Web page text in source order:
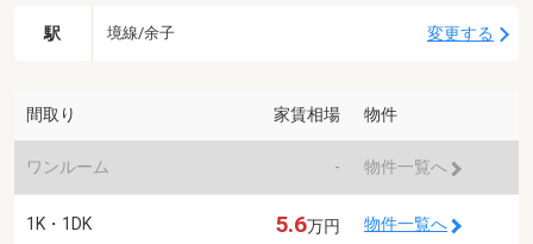
駅 境線/余子 変更する
間取り 家賃相場 物件
ワンルーム - 物件一覧へ
1K・1DK 5.6万円 物件一覧へ